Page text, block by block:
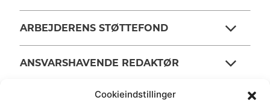
Cookieindstillinger
ARBEJDERENS STØTTEFOND
ANSVARSHAVENDE REDAKTØR